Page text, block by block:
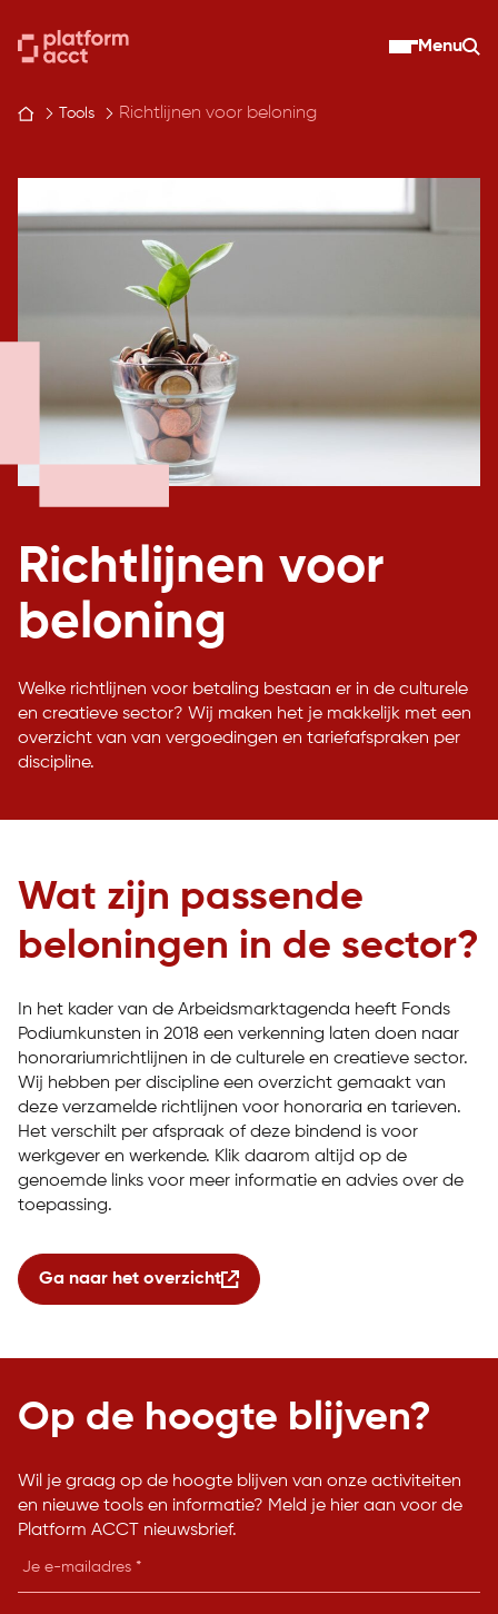
content
Menu
Tools Richtlijnen voor beloning
Richtlijnen voor
beloning
Welke richtlijnen voor betaling bestaan er in de culturele
en creatieve sector? Wij maken het je makkelijk met een
overzicht van van vergoedingen en tariefafspraken per
discipline.
Wat zijn passende
beloningen in de sector?
In het kader van de Arbeidsmarktagenda heeft Fonds
Podiumkunsten in 2018 een verkenning laten doen naar
honorariumrichtlijnen in de culturele en creatieve sector.
Wij hebben per discipline een overzicht gemaakt van
deze verzamelde richtlijnen voor honoraria en tarieven.
Het verschilt per afspraak of deze bindend is voor
werkgever en werkende. Klik daarom altijd op de
genoemde links voor meer informatie en advies over de
toepassing.
Ga naar het overzicht
Op de hoogte blijven?
Wil je graag op de hoogte blijven van onze activiteiten
en nieuwe tools en informatie? Meld je hier aan voor de
Platform ACCT nieuwsbrief.